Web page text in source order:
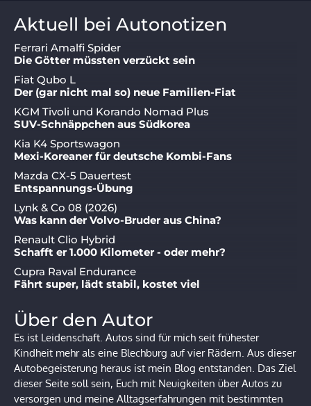
Aktuell bei Autonotizen
Ferrari Amalfi Spider
Die Götter müssten verzückt sein
Fiat Qubo L
Der (gar nicht mal so) neue Familien-Fiat
KGM Tivoli und Korando Nomad Plus
SUV-Schnäppchen aus Südkorea
Kia K4 Sportswagon
Mexi-Koreaner für deutsche Kombi-Fans
Mazda CX-5 Dauertest
Entspannungs-Übung
Lynk & Co 08 (2026)
Was kann der Volvo-Bruder aus China?
Renault Clio Hybrid
Schafft er 1.000 Kilometer - oder mehr?
Cupra Raval Endurance
Fährt super, lädt stabil, kostet viel
Über den Autor
Es ist Leidenschaft. Autos sind für mich seit frühester
Kindheit mehr als eine Blechburg auf vier Rädern. Aus dieser
Autobegeisterung heraus ist mein Blog entstanden. Das Ziel
dieser Seite soll sein, Euch mit Neuigkeiten über Autos zu
versorgen und meine Alltagserfahrungen mit bestimmten